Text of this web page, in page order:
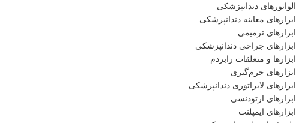
الواتورهای دندانپزشکی
ابزارهای معاینه دندانپزشکی
ابزارهای ترمیمی
ابزارهای جراحی دندانپزشکی
ابزارها و متعلقات رابردم
ابزارهای جرم‌گیری
ابزارهای لابراتوری دندانپزشکی
ابزارهای ارتودنسی
ابزارهای ایمپلنت